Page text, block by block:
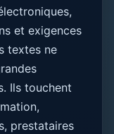
et exigences
textes ne
Ils touchent
prestataires